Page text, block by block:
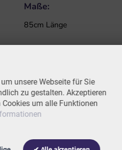
Maße:
85cm Länge
unsere Webseite für Sie
zu gestalten. Akzeptieren
um alle Funktionen